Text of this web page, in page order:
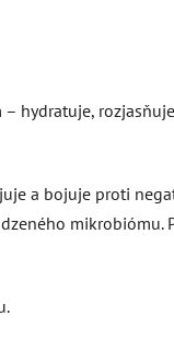
hydratuje,
a bojuje proti
mikrobiómu.